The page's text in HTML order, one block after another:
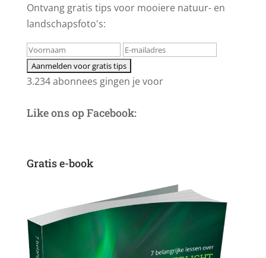
Ontvang gratis tips voor mooiere natuur- en
landschapsfoto's:
3.234 abonnees gingen je voor
Like ons op Facebook:
Gratis e-book